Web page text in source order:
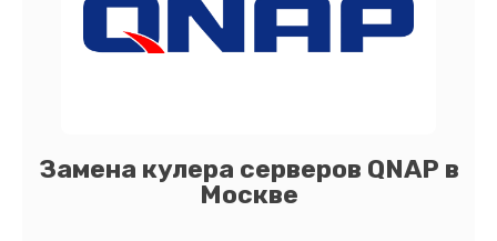
Замена кулера серверов QNAP в
Москве